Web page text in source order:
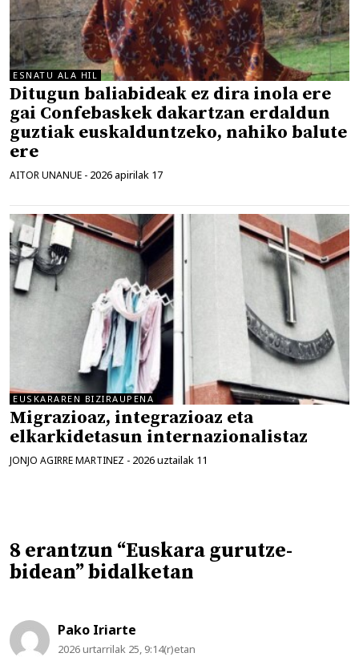
ESNATU ALA HIL
Ditugun baliabideak ez dira inola ere
gai Confebaskek dakartzan erdaldun
guztiak euskalduntzeko, nahiko balute
ere
AITOR UNANUE - 2026 apirilak 17
EUSKARAREN BIZIRAUPENA
Migrazioaz, integrazioaz eta
elkarkidetasun internazionalistaz
JONJO AGIRRE MARTINEZ - 2026 uztailak 11
8 erantzun “Euskara gurutze-
bidean” bidalketan
Pako Iriarte
2026 urtarrilak 25, 9:14(r)etan